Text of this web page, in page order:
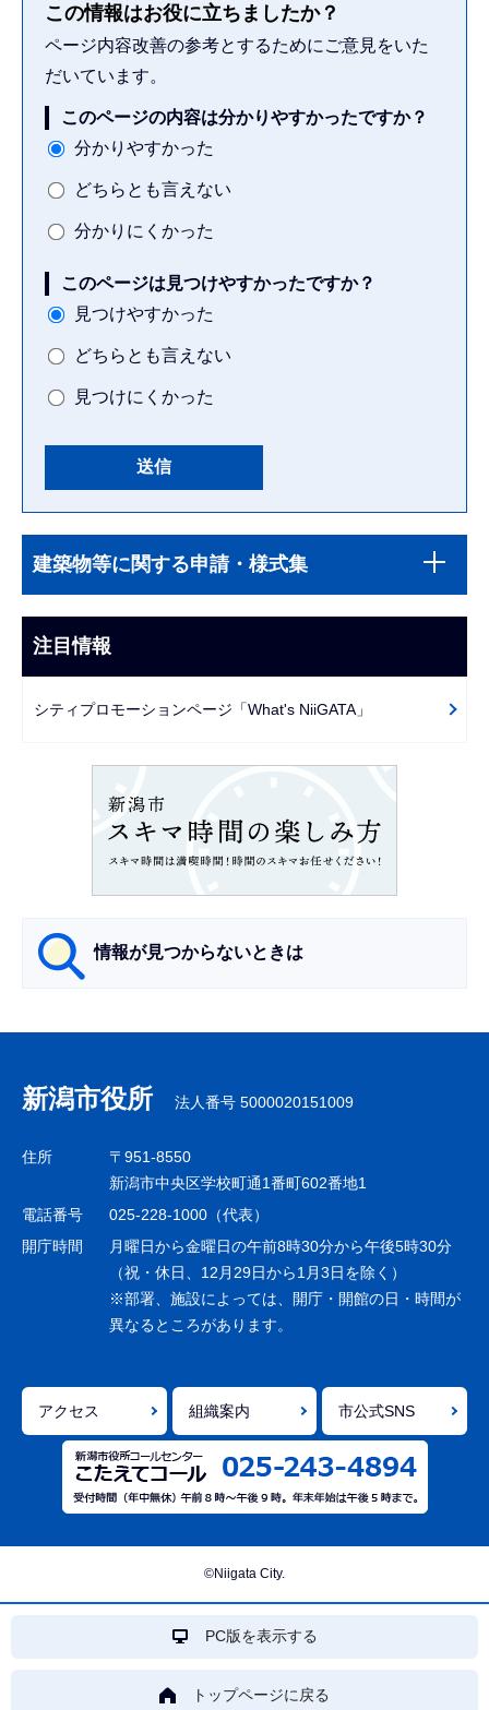
この情報はお役に立ちましたか？
ページ内容改善の参考とするためにご意見をいた
だいています。
このページの内容は分かりやすかったですか？
分かりやすかった
どちらとも言えない
分かりにくかった
このページは見つけやすかったですか？
見つけやすかった
どちらとも言えない
見つけにくかった
文
こ
ま
で
ビ
ー
建築物等に関する申請・様式集
注目情報
シティプロモーションページ「What's NiiGATA」
情報が見つからないときは
ナ
ビ
ゲ
シ
ョ
で
新潟市役所 法人番号 5000020151009
住所
〒951-8550
新潟市中央区学校町通1番町602番地1
電話番号
025-228-1000（代表）
開庁時間
月曜日から金曜日の午前8時30分から午後5時30分
（祝・休日、12月29日から1月3日を除く）
※部署、施設によっては、開庁・開館の日・時間が
異なるところがあります。
アクセス 組織案内 市公式SNS
©Niigata City.
PC版を表示する
トップページに戻る